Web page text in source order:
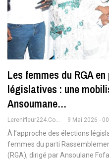
Les femmes du RGA
législatives : une
Ansoumane…
Lerenifleur224.com 9 Mai 2026 -
À l’approche des élections
femmes du parti
(RGA), dirigé par Ansoulane